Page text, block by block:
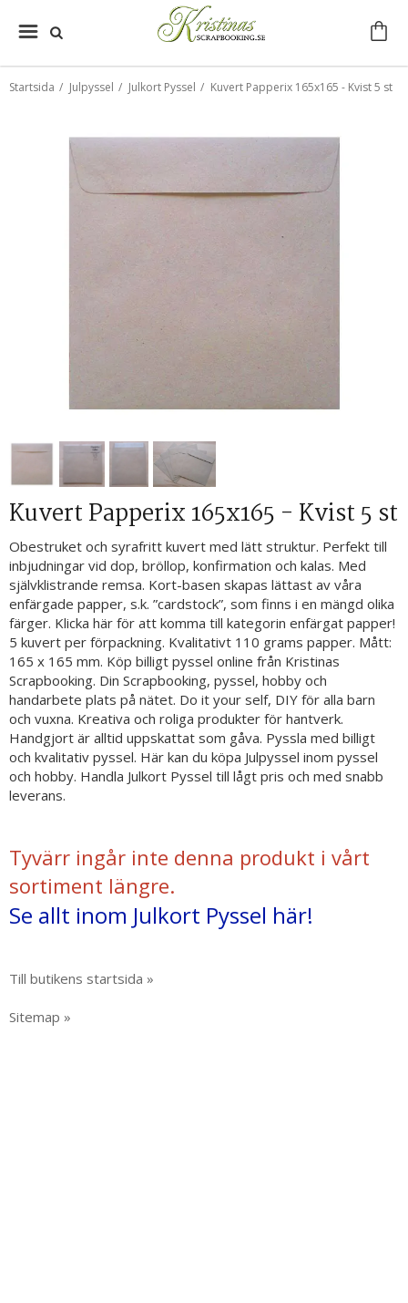
Startsida / Julpyssel / Julkort Pyssel / Kuvert Papperix 165x165 - Kvist 5 st
Kuvert Papperix 165x165 - Kvist 5 st
Obestruket och syrafritt kuvert med lätt struktur. Perfekt till
inbjudningar vid dop, bröllop, konfirmation och kalas. Med
självklistrande remsa. Kort-basen skapas lättast av våra
enfärgade papper, s.k. ”cardstock”, som finns i en mängd olika
färger. Klicka här för att komma till kategorin enfärgat papper!
5 kuvert per förpackning. Kvalitativt 110 grams papper. Mått:
165 x 165 mm. Köp billigt pyssel online från Kristinas
Scrapbooking. Din Scrapbooking, pyssel, hobby och
handarbete plats på nätet. Do it your self, DIY för alla barn
och vuxna. Kreativa och roliga produkter för hantverk.
Handgjort är alltid uppskattat som gåva. Pyssla med billigt
och kvalitativ pyssel. Här kan du köpa Julpyssel inom pyssel
och hobby. Handla Julkort Pyssel till lågt pris och med snabb
leverans.
Tyvärr ingår inte denna produkt i vårt
sortiment längre.
Se allt inom Julkort Pyssel här!
Till butikens startsida »
Sitemap »